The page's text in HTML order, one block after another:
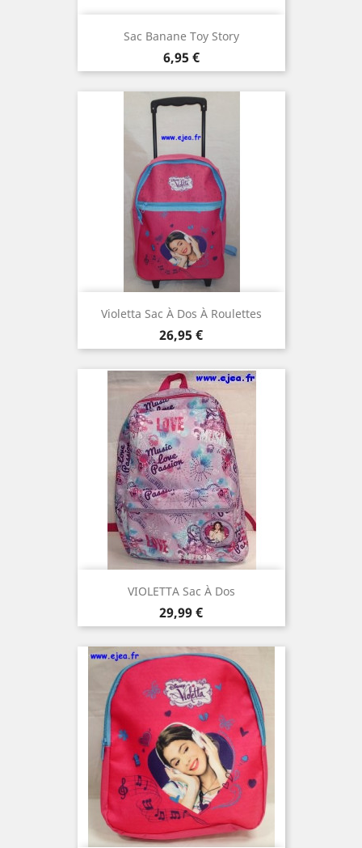
Sac Banane Toy Story
Prix
6,95 €
Violetta Sac À Dos À Roulettes
Prix
26,95 €
VIOLETTA Sac À Dos
Prix
29,99 €